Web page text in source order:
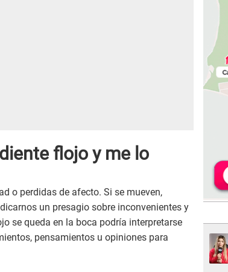
flojo y me lo
o perdidas de afecto. Si se mueven,
un presagio sobre inconvenientes y
se queda en la boca podría interpretarse
pensamientos u opiniones para